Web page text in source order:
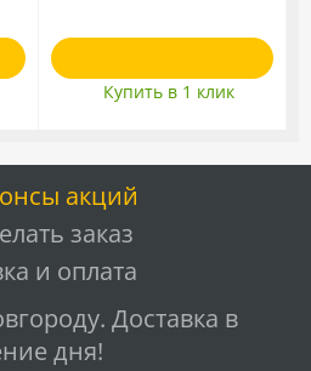
Купить в 1 клик
акций
заказ
и оплата
Доставка в
дня!